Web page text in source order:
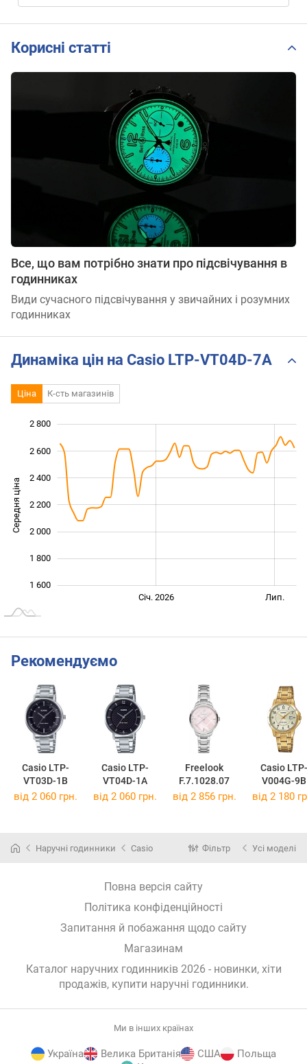
Корисні статті
Все, що вам потрібно знати про підсвічування в
годинниках
Види сучасного підсвічування у звичайних і розумних
годинниках
Динаміка цін на Casio LTP-VT04D-7A
Ціна К-сть магазинів
Середня ціна 1 600
1 600
1 800
2 000
2 200
2 400
2 600
2 800
Січ. 2026 Лип.
Рекомендуємо
Casio LTP-
VT03D-1B
Casio LTP-
VT04D-1A
Freelook
F.7.1028.07
Casio LTP-
V004G-9B
від 2 060 грн. від 2 060 грн. від 2 856 грн. від 2 180
Наручні годинники Casio Фільтр Усі моделі
Повна версія сайту
Політика конфіденційності
Запитання й побажання щодо сайту
Магазинам
Каталог наручних годинників 2026 - новинки, хіти
продажів, купити наручні годинники.
Ми в інших країнах
Україна Велика Британія США
Польща